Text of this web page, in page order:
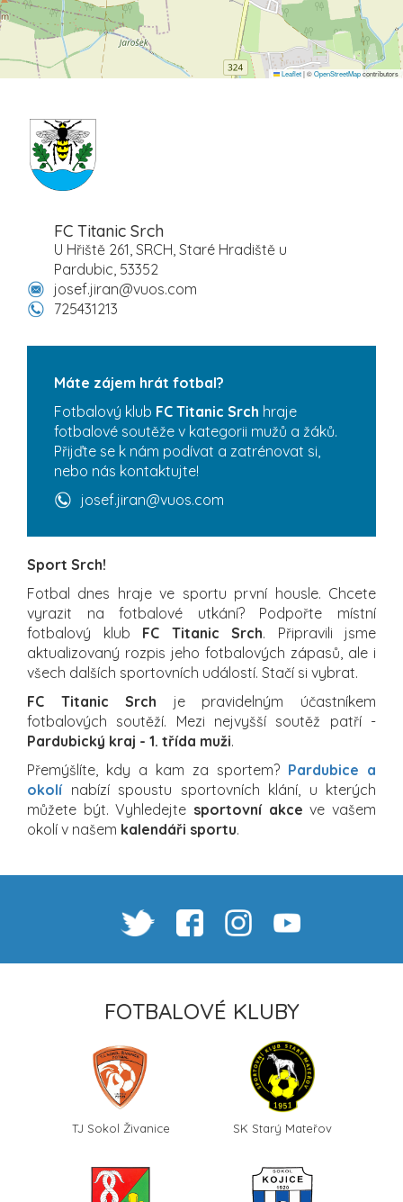
Leaflet|©OpenStreetMapcontributors
FC Titanic Srch
U Hřiště 261, SRCH, Staré Hradiště u
Pardubic, 53352
josef.jiran@vuos.com
725431213
Máte zájem hrát fotbal?
Fotbalový klub FC Titanic Srch hraje
fotbalové soutěže v kategorii mužů a žáků.
Přijďte se k nám podívat a zatrénovat si,
nebo nás kontaktujte!
josef.jiran@vuos.com
Sport Srch!
Fotbal dnes hraje ve sportu první housle. Chcete
vyrazit na fotbalové utkání? Podpořte místní
fotbalový klub FC Titanic Srch. Připravili jsme
aktualizovaný rozpis jeho fotbalových zápasů, ale i
všech dalších sportovních událostí. Stačí si vybrat.
FC Titanic Srch je pravidelným účastníkem
fotbalových soutěží. Mezi nejvyšší soutěž patří -
Pardubický kraj - 1. třída muži.
Přemýšlíte, kdy a kam za sportem? Pardubice a
okolínabízí spoustu sportovních klání, u kterých
můžete být. Vyhledejte sportovní akce ve vašem
okolí v našem kalendáři sportu.
FOTBALOVÉ KLUBY
TJ Sokol Živanice SK Starý Mateřov